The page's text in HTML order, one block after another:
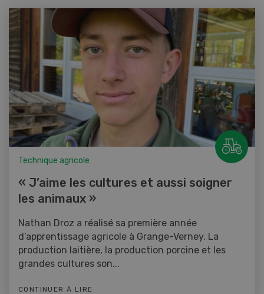
Technique agricole
« J’aime les cultures et aussi soigner
les animaux »
Nathan Droz a réalisé sa première année
d’apprentissage agricole à Grange-Verney. La
production laitière, la production porcine et les
grandes cultures son...
CONTINUER À LIRE